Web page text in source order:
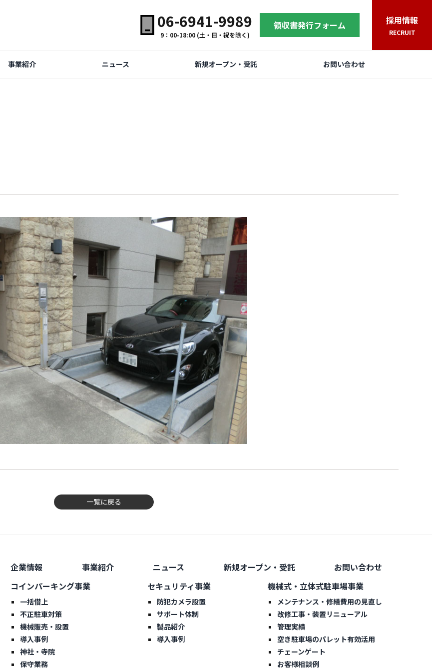
06-6941-9989
9：00-18:00 (土・日・祝を除く)
領収書発行フォーム 採用情報
RECRUIT
事業紹介 ニュース 新規オープン・受託 お問い合わせ
一覧に戻る
企業情報 事業紹介 ニュース 新規オープン・受託
お問い合わせ
コインパーキング事業
一括借上
不正駐車対策
機械販売・設置
導入事例
神社・寺院
保守業務
セキュリティ事業
防犯カメラ設置
サポート体制
製品紹介
導入事例
機械式・立体式駐車場事業
メンテナンス・修繕費用の見直し
改修工事・装置リニューアル
管理実績
空き駐車場のパレット有効活用
チェーンゲート
お客様相談例